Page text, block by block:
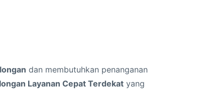
dan membutuhkan penanganan
Layanan Cepat Terdekat yang